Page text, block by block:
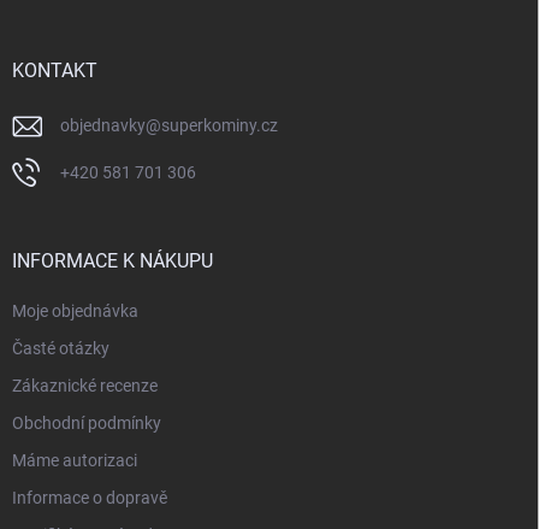
KONTAKT
objednavky@superkominy.cz
+420 581 701 306
INFORMACE K NÁKUPU
Moje objednávka
Časté otázky
Zákaznické recenze
Obchodní podmínky
Máme autorizaci
Informace o dopravě